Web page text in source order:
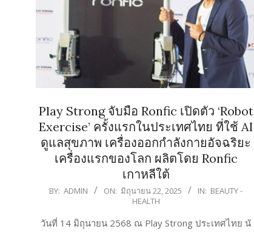
Play Strong จับมือ Ronfic เปิดตัว ‘Robot
Exercise’ ครั้งแรกในประเทศไทย ที่ใช้ AI
ดูแลสุขภาพ เครื่องออกกำลังกายอัจฉริยะ
เครื่องแรกของโลก ผลิตโดย Ronfic
เกาหลีใต้
2025-
22
BY: ADMIN ON: มิถุนายน 22, 2025 IN: BEAUTY -
HEALTH
วันที่ 14 มิถุนายน 2568 ณ Play Strong ประเทศไทย นั